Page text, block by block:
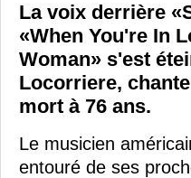
La voix derrière
«When You're In
Woman» s'est
Locorriere,
mort à 76 ans.
Le musicien
entouré de ses